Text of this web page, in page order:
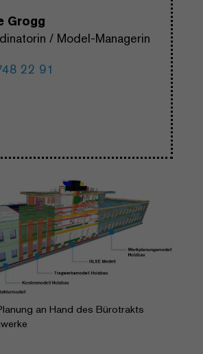
Grogg
/ Model-Managerin
22 91
an Hand des Bürotrakts